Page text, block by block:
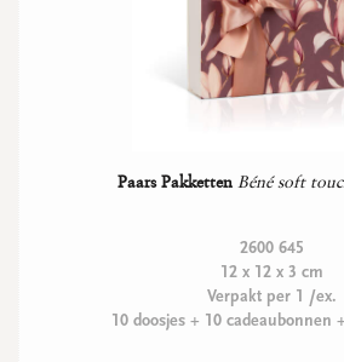
Paars Pakketten Béné soft
2600 645
12 x 12 x 3 cm
Verpakt per 1 /ex.
10 doosjes + 10 cadeaubonnen